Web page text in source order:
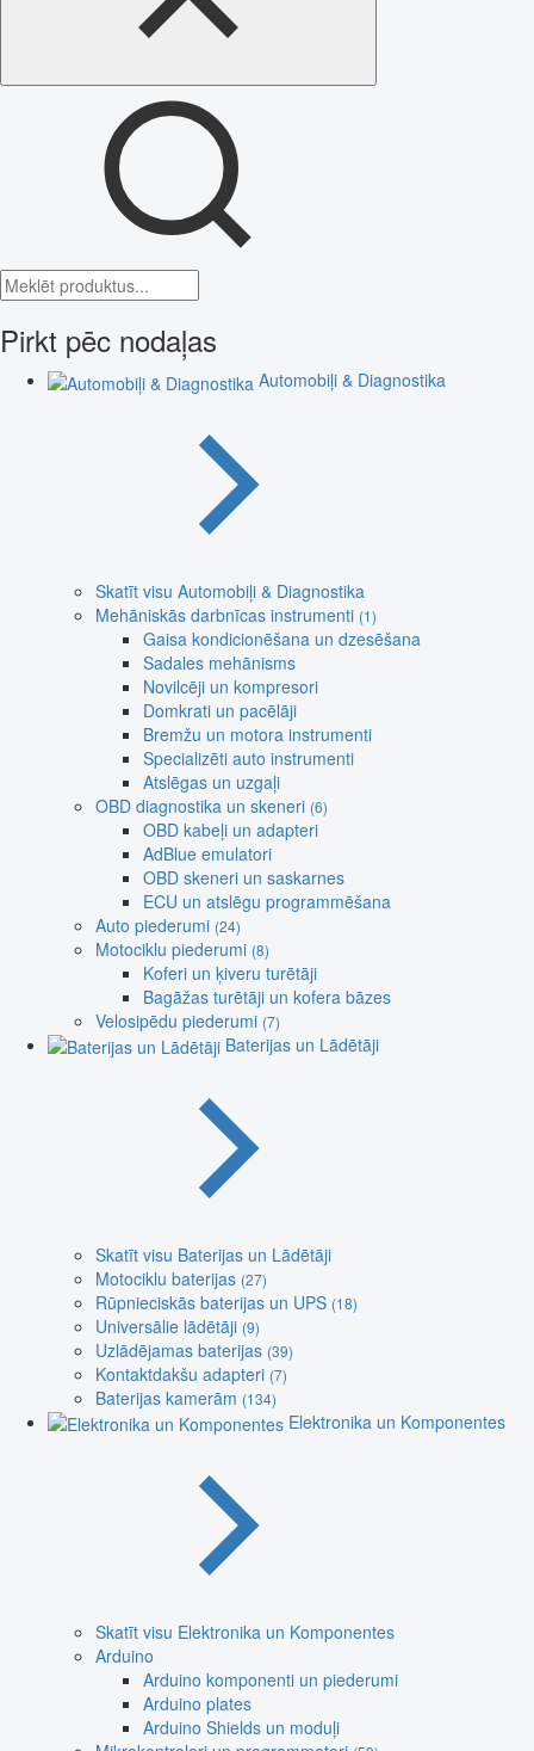
Pirkt pēc nodaļas
Automobiļi & Diagnostika
Skatīt visu Automobiļi & Diagnostika
Mehāniskās darbnīcas instrumenti (1)
Gaisa kondicionēšana un dzesēšana
Sadales mehānisms
Novilcēji un kompresori
Domkrati un pacēlāji
Bremžu un motora instrumenti
Specializēti auto instrumenti
Atslēgas un uzgaļi
OBD diagnostika un skeneri (6)
OBD kabeļi un adapteri
AdBlue emulatori
OBD skeneri un saskarnes
ECU un atslēgu programmēšana
Auto piederumi (24)
Motociklu piederumi (8)
Koferi un ķiveru turētāji
Bagāžas turētāji un kofera bāzes
Velosipēdu piederumi (7)
Baterijas un Lādētāji
Skatīt visu Baterijas un Lādētāji
Motociklu baterijas (27)
Rūpnieciskās baterijas un UPS (18)
Universālie lādētāji (9)
Uzlādējamas baterijas (39)
Kontaktdakšu adapteri (7)
Baterijas kamerām (134)
Elektronika un Komponentes
Skatīt visu Elektronika un Komponentes
Arduino
Arduino komponenti un piederumi
Arduino plates
Arduino Shields un moduļi